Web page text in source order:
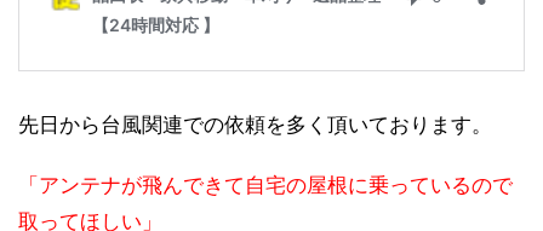
先日から台風関連での依頼を多く頂いております。
「アンテナが飛んできて自宅の屋根に乗っているので
取ってほしい」